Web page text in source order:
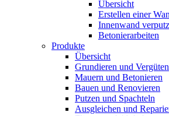
Übersicht
Erstellen einer
Innenwand
Betonierarbeiten
Produkte
Übersicht
Grundieren und Vergüten
Mauern und Betonieren
Bauen und Renovieren
Putzen und Spachteln
Ausgleichen und